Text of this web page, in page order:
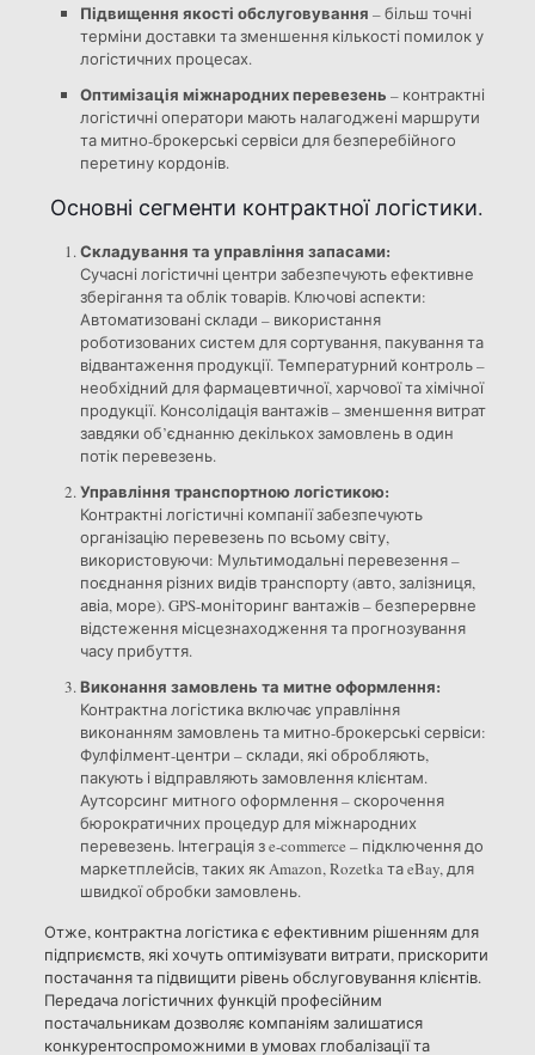
Підвищення якості обслуговування – більш точні
терміни доставки та зменшення кількості помилок у
логістичних процесах.
Оптимізація міжнародних перевезень – контрактні
логістичні оператори мають налагоджені маршрути
та митно-брокерські сервіси для безперебійного
перетину кордонів.
Основні сегменти контрактної логістики.
Складування та управління запасами:
Сучасні логістичні центри забезпечують ефективне
зберігання та облік товарів. Ключові аспекти:
Автоматизовані склади – використання
роботизованих систем для сортування, пакування та
відвантаження продукції. Температурний контроль –
необхідний для фармацевтичної, харчової та хімічної
продукції. Консолідація вантажів – зменшення витрат
завдяки об’єднанню декількох замовлень в один
потік перевезень.
Управління транспортною логістикою:
Контрактні логістичні компанії забезпечують
організацію перевезень по всьому світу,
використовуючи: Мультимодальні перевезення –
поєднання різних видів транспорту (авто, залізниця,
авіа, море). GPS-моніторинг вантажів – безперервне
відстеження місцезнаходження та прогнозування
часу прибуття.
Виконання замовлень та митне оформлення:
Контрактна логістика включає управління
виконанням замовлень та митно-брокерські сервіси:
Фулфілмент-центри – склади, які обробляють,
пакують і відправляють замовлення клієнтам.
Аутсорсинг митного оформлення – скорочення
бюрократичних процедур для міжнародних
перевезень. Інтеграція з e-commerce – підключення до
маркетплейсів, таких як Amazon, Rozetka та eBay, для
швидкої обробки замовлень.
Отже, контрактна логістика є ефективним рішенням для
підприємств, які хочуть оптимізувати витрати, прискорити
постачання та підвищити рівень обслуговування клієнтів.
Передача логістичних функцій професійним
постачальникам дозволяє компаніям залишатися
конкурентоспроможними в умовах глобалізації та